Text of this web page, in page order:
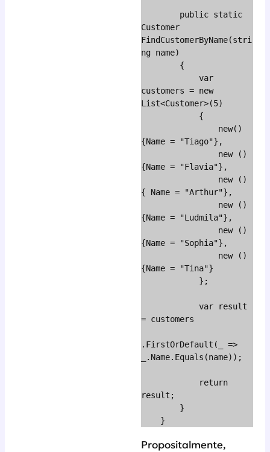
Customer
FindCustomerByName(stri
ng name)
customers = new
List<Customer>(5)
{Name = "Tiago"},
{Name = "Flavia"},
{ Name = "Arthur"},
{Name = "Ludmila"},
{Name = "Sophia"},
{Name = "Tina"}
= customers
.FirstOrDefault(_ =>
_.Name.Equals(name));
result;
    }
Propositalmente,